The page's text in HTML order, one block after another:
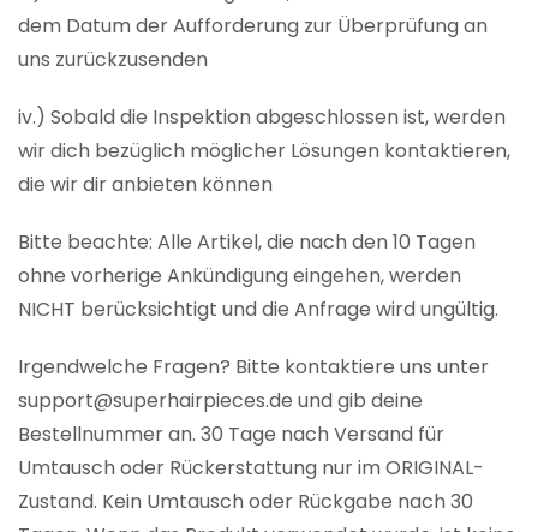
dem Datum der Aufforderung zur Überprüfung an
uns zurückzusenden
iv.) Sobald die Inspektion abgeschlossen ist, werden
wir dich bezüglich möglicher Lösungen kontaktieren,
die wir dir anbieten können
Bitte beachte: Alle Artikel, die nach den 10 Tagen
ohne vorherige Ankündigung eingehen, werden
NICHT berücksichtigt und die Anfrage wird ungültig.
Irgendwelche Fragen? Bitte kontaktiere uns unter
support@superhairpieces.de und gib deine
Bestellnummer an. 30 Tage nach Versand für
Umtausch oder Rückerstattung nur im ORIGINAL-
Zustand. Kein Umtausch oder Rückgabe nach 30